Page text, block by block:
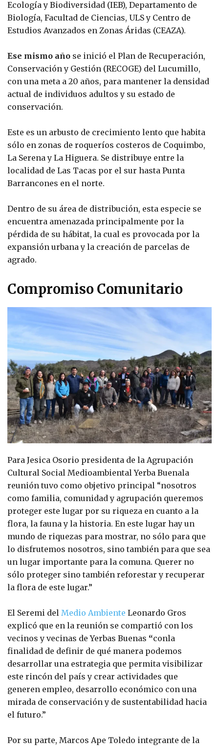
Ecología y Biodiversidad (IEB), Departamento de
Biología, Facultad de Ciencias, ULS y Centro de
Estudios Avanzados en Zonas Áridas (CEAZA).
Ese mismo año se inició el Plan de Recuperación,
Conservación y Gestión (RECOGE) del Lucumillo,
con una meta a 20 años, para mantener la densidad
actual de individuos adultos y su estado de
conservación.
Este es un arbusto de crecimiento lento que habita
sólo en zonas de roqueríos costeros de Coquimbo,
La Serena y La Higuera. Se distribuye entre la
localidad de Las Tacas por el sur hasta Punta
Barrancones en el norte.
Dentro de su área de distribución, esta especie se
encuentra amenazada principalmente por la
pérdida de su hábitat, la cual es provocada por la
expansión urbana y la creación de parcelas de
agrado.
Compromiso Comunitario
Para Jesica Osorio presidenta de la Agrupación
Cultural Social Medioambiental Yerba Buenala
reunión tuvo como objetivo principal “nosotros
como familia, comunidad y agrupación queremos
proteger este lugar por su riqueza en cuanto a la
flora, la fauna y la historia. En este lugar hay un
mundo de riquezas para mostrar, no sólo para que
lo disfrutemos nosotros, sino también para que sea
un lugar importante para la comuna. Querer no
sólo proteger sino también reforestar y recuperar
la flora de este lugar.”
El Seremi del Medio Ambiente Leonardo Gros
explicó que en la reunión se compartió con los
vecinos y vecinas de Yerbas Buenas “conla
finalidad de definir de qué manera podemos
desarrollar una estrategia que permita visibilizar
este rincón del país y crear actividades que
generen empleo, desarrollo económico con una
mirada de conservación y de sustentabilidad hacia
el futuro.”
Por su parte, Marcos Ape Toledo integrante de la